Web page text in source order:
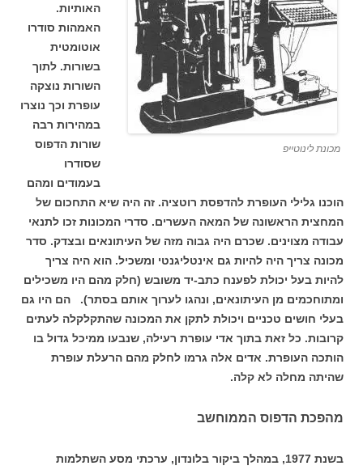
מכונת לינוטייפ
האותיות.
האמהות סודרו
אוטומטית
בשורות. לתוך
השורות נוצקה
עופרת וכך נוצרו
במהירות רבה
שורות הדפוס
שסודרו
בעמודים ומהם
הוכנו גלילי העופרת להדפסת רוטציה. זה היה שיא התחכום של
המחצית הראשונה של המאה העשרים. סדרי המכונות זכו לתנאי
עבודה מצוינים. שכרם היה גבוה מזה של העיתונאים ובצדק. סדר
מכונה צריך היה להיות גם אינטליגנטי ומשכיל. הוא היה צריך
להיות בעל יכולת לפענח כתב-יד משובש (חלק מהם היו משכילים
ומתוחכמים מן העיתונאים, ונהגו לערוך אותם בסתר). הם היו גם
בעלי חושים טכניים ויכולת לתקן את המכונה שהתקלקלה לעתים
קרובות. כל זאת בתוך אדי עופרת רעילה, שנבעו ממיכל גדול בו
הותכה העופרת. אדים אלה גרמו לחלק מהם הרעלת עופרת
שהיתה מחלה לא קלה.
מהפכת הדפוס הממוחשב
בשנת 1977, במהלך ביקור בלונדון, ערכתי מסע השתלמות